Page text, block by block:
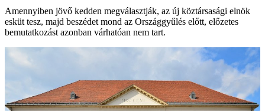
Amennyiben jövő kedden megválasztják, az új köztársasági elnök
esküt tesz, majd beszédet mond az Országgyűlés előtt, előzetes
bemutatkozást azonban várhatóan nem tart.